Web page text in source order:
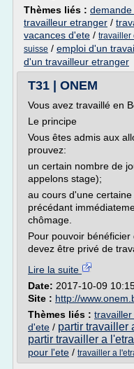
Thèmes liés :
travailleur etranger /
vacances d'ete / travailler
suisse / emploi d'un
d'un travailleur etranger
T31 | ONEM
Vous avez travaillé en
Le principe
Vous êtes admis aux
prouvez:
un certain nombre de
appelons stage);
au cours d'une
précédant
chômage.
Pour pouvoir
devez être privé de
Lire la suite
Date: 2017-10-09
Site : http://
Thèmes liés :
d'ete / partir travailler
partir travailler a
pour l'ete / travailler a